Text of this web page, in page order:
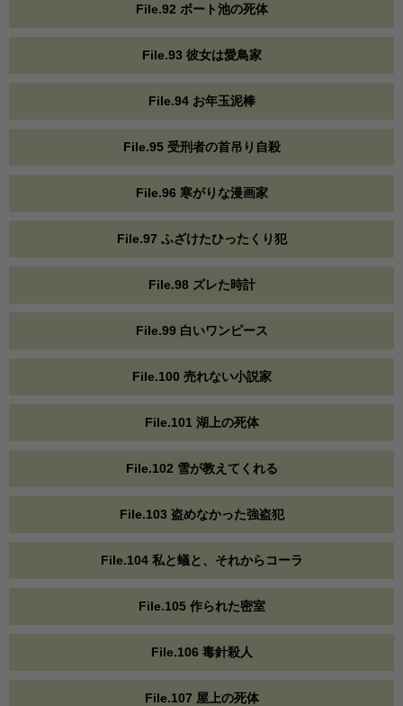
File.92 ボート池の死体
File.93 彼女は愛鳥家
File.94 お年玉泥棒
File.95 受刑者の首吊り自殺
File.96 寒がりな漫画家
File.97 ふざけたひったくり犯
File.98 ズレた時計
File.99 白いワンピース
File.100 売れない小説家
File.101 湖上の死体
File.102 雪が教えてくれる
File.103 盗めなかった強盗犯
File.104 私と蟻と、それからコーラ
File.105 作られた密室
File.106 毒針殺人
File.107 屋上の死体